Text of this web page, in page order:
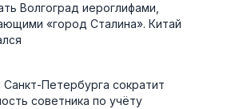
Волгоград иероглифами,
«город Сталина». Китай
Петербурга сократит
советника по учёту